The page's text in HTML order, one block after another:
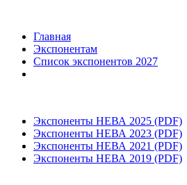
Главная
Экспонентам
Список экспонентов 2027
Экспоненты НЕВА 2025 (PDF)
Экспоненты НЕВА 2023 (PDF)
Экспоненты НЕВА 2021 (PDF)
Экспоненты НЕВА 2019 (PDF)